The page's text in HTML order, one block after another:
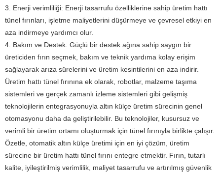
3. Enerji verimliliği: Enerji tasarrufu özelliklerine sahip üretim hattı
tünel fırınları, işletme maliyetlerini düşürmeye ve çevresel etkiyi en
aza indirmeye yardımcı olur.
4. Bakım ve Destek: Güçlü bir destek ağına sahip saygın bir
üreticiden fırın seçmek, bakım ve teknik yardıma kolay erişim
sağlayarak arıza sürelerini ve üretim kesintilerini en aza indirir.
Üretim hattı tünel fırınına ek olarak, robotlar, malzeme taşıma
sistemleri ve gerçek zamanlı izleme sistemleri gibi gelişmiş
teknolojilerin entegrasyonuyla altın külçe üretim sürecinin genel
otomasyonu daha da geliştirilebilir. Bu teknolojiler, kusursuz ve
verimli bir üretim ortamı oluşturmak için tünel fırınıyla birlikte çalışır.
Özetle, otomatik altın külçe üretimi için en iyi çözüm, üretim
sürecine bir üretim hattı tünel fırını entegre etmektir. Fırın, tutarlı
kalite, iyileştirilmiş verimlilik, maliyet tasarrufu ve artırılmış güvenlik